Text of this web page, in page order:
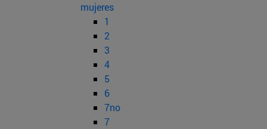
mujeres
1
2
3
4
5
6
7no
7